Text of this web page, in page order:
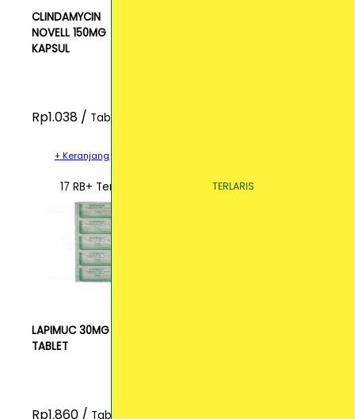
TERLARIS
TERLARIS
TERLARIS
CLINDAMYCIN
NOVELL 150MG
KAPSUL
Rp1.038 / Tablet
+ Keranjang
17 RB+ Terjual
LAPIMUC 30MG
TABLET
Rp1.860 / Tablet